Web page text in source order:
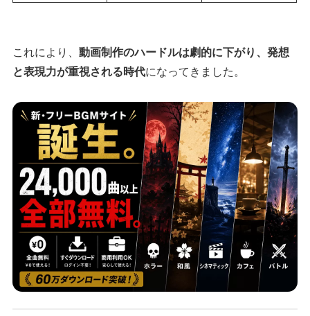
これにより、動画制作のハードルは劇的に下がり、発想
と表現力が重視される時代になってきました。